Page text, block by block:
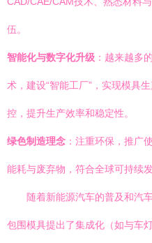
伍。
智能化与数字化升级 ：越来越多
术，建设“智能工厂”，实现模具
控，提升生产效率和稳定性。
绿色制造理念 ：注重环保，推广
能耗与废弃物，符合全球可持续发
随着新能源汽车的普及和汽
包围模具提出了集成化（如与车